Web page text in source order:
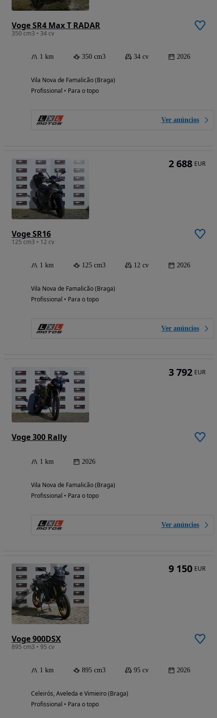
Voge SR4 Max T RADAR
350 cm3 • 34 cv
1 km 350 cm3 34 cv 2026
Vila Nova de Famalicão (Braga)
Profissional • Para o topo
Ver anúncios
Voge SR16
125 cm3 • 12 cv
1 km 125 cm3 12 cv 2026
Vila Nova de Famalicão (Braga)
Profissional • Para o topo
Ver anúncios
2 688 EUR
Voge 300 Rally
1 km 2026
Vila Nova de Famalicão (Braga)
Profissional • Para o topo
Ver anúncios
3 792 EUR
Voge 900DSX
895 cm3 • 95 cv
1 km 895 cm3 95 cv 2026
Celeirós, Aveleda e Vimieiro (Braga)
Profissional • Para o topo
9 150 EUR